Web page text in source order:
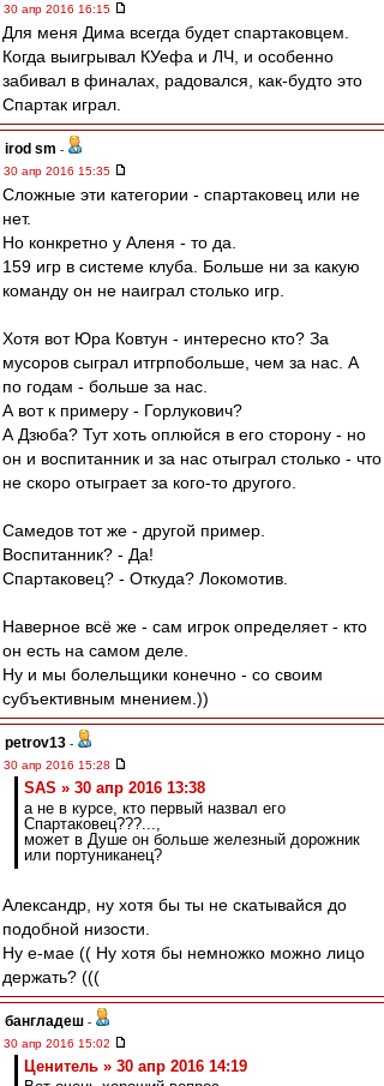
30 апр 2016 16:15
Для меня Дима всегда будет спартаковцем.
Когда выигрывал КУефа и ЛЧ, и особенно
забивал в финалах, радовался, как-будто это
Спартак играл.
irod sm -
30 апр 2016 15:35
Сложные эти категории - спартаковец или не
нет.
Но конкретно у Аленя - то да.
159 игр в системе клуба. Больше ни за какую
команду он не наиграл столько игр.
Хотя вот Юра Ковтун - интересно кто? За
мусоров сыграл итгрпобольше, чем за нас. А
по годам - больше за нас.
А вот к примеру - Горлукович?
А Дзюба? Тут хоть оплюйся в его сторону - но
он и воспитанник и за нас отыграл столько - что
не скоро отыграет за кого-то другого.
Самедов тот же - другой пример.
Воспитанник? - Да!
Спартаковец? - Откуда? Локомотив.
Наверное всё же - сам игрок определяет - кто
он есть на самом деле.
Ну и мы болельщики конечно - со своим
субъективным мнением.))
petrov13 -
30 апр 2016 15:28
SAS » 30 апр 2016 13:38
а не в курсе, кто первый назвал его
Спартаковец???...,
может в Душе он больше железный дорожник
или портуниканец?
Александр, ну хотя бы ты не скатывайся до
подобной низости.
Ну е-мае (( Ну хотя бы немножко можно лицо
держать? (((
бангладеш -
30 апр 2016 15:02
Ценитель » 30 апр 2016 14:19